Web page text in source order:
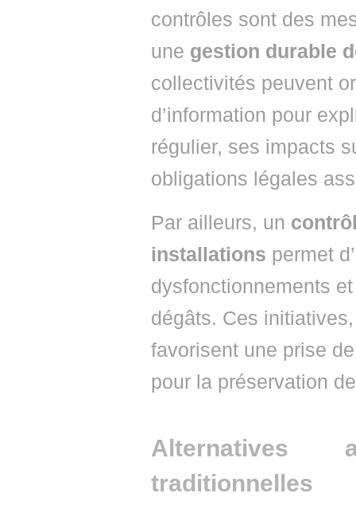
contrôles sont des
une gestion durable
collectivités peuvent
d’information pour
régulier, ses impacts
obligations légales
Par ailleurs, un
installations permet
dysfonctionnements
dégâts. Ces
favorisent une prise
pour la préservation
Alternatives
traditionnelles